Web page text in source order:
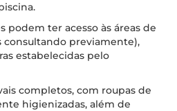
podem ter acesso às áreas de
consultando previamente),
estabelecidas pelo
completos, com roupas de
higienizadas, além de